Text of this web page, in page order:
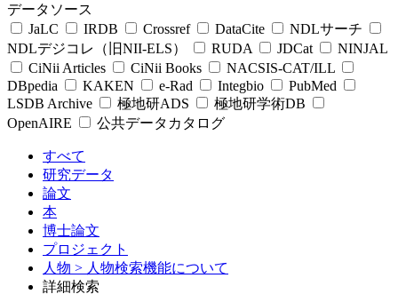
データソース
JaLC
IRDB Crossref DataCite
NDLサーチ
NDLデジコレ（旧NII-ELS）
RUDA JDCat
NINJAL
CiNii Articles
CiNii Books
NACSIS-CAT/ILL
DBpedia
KAKEN e-Rad Integbio
PubMed
LSDB Archive
極地研ADS
極地研学術DB
OpenAIRE
公共データカタログ
すべて
研究データ
論文
本
博士論文
プロジェクト
人物 > 人物検索機能について
詳細検索